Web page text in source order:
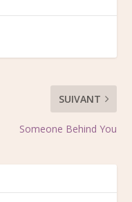
SUIVANT
Someone Behind You